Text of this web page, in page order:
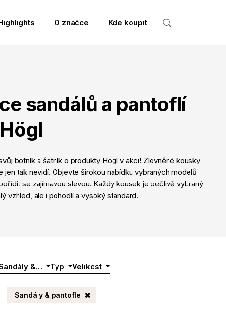
O značce Kde koupit
sandálů a pantoflí
Högl
botník a šatník o produkty Hogl v akci! Zlevněné kousky
jen tak nevidí. Objevte širokou nabídku vybraných modelů
se zajímavou slevou. Každý kousek je pečlivě vybraný
vzhled, ale i pohodlí a vysoký standard.
&… Typ Velikost
Sandály & pantofle